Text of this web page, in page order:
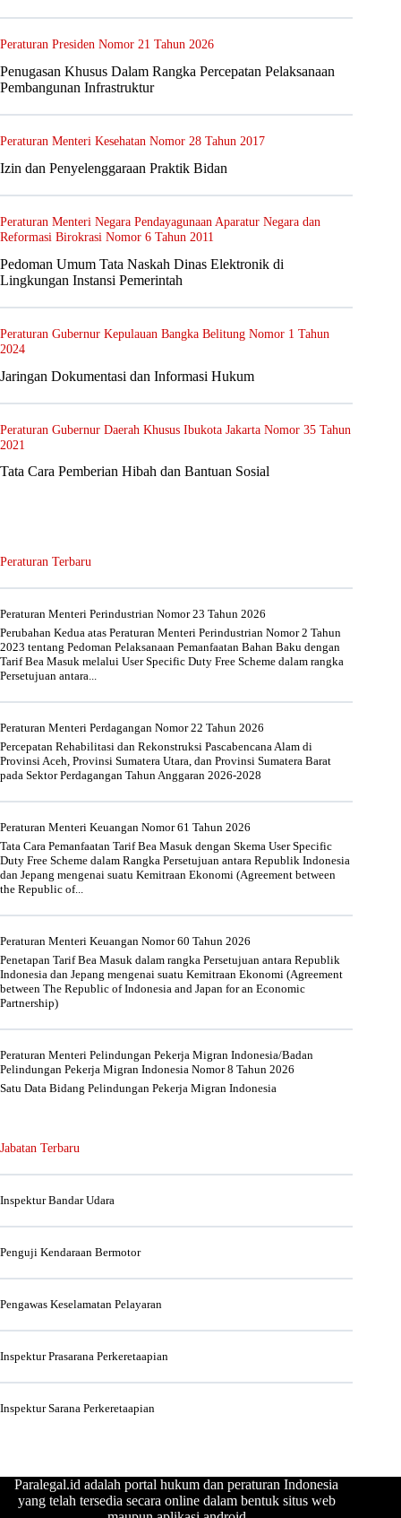
Peraturan Presiden Nomor 21 Tahun 2026
Penugasan Khusus Dalam Rangka Percepatan Pelaksanaan
Pembangunan Infrastruktur
Peraturan Menteri Kesehatan Nomor 28 Tahun 2017
Izin dan Penyelenggaraan Praktik Bidan
Peraturan Menteri Negara Pendayagunaan Aparatur Negara dan
Reformasi Birokrasi Nomor 6 Tahun 2011
Pedoman Umum Tata Naskah Dinas Elektronik di
Lingkungan Instansi Pemerintah
Peraturan Gubernur Kepulauan Bangka Belitung Nomor 1 Tahun
2024
Jaringan Dokumentasi dan Informasi Hukum
Peraturan Gubernur Daerah Khusus Ibukota Jakarta Nomor 35 Tahun
2021
Tata Cara Pemberian Hibah dan Bantuan Sosial
Peraturan Terbaru
Peraturan Menteri Perindustrian Nomor 23 Tahun 2026
Perubahan Kedua atas Peraturan Menteri Perindustrian Nomor 2 Tahun
2023 tentang Pedoman Pelaksanaan Pemanfaatan Bahan Baku dengan
Tarif Bea Masuk melalui User Specific Duty Free Scheme dalam rangka
Persetujuan antara...
Peraturan Menteri Perdagangan Nomor 22 Tahun 2026
Percepatan Rehabilitasi dan Rekonstruksi Pascabencana Alam di
Provinsi Aceh, Provinsi Sumatera Utara, dan Provinsi Sumatera Barat
pada Sektor Perdagangan Tahun Anggaran 2026-2028
Peraturan Menteri Keuangan Nomor 61 Tahun 2026
Tata Cara Pemanfaatan Tarif Bea Masuk dengan Skema User Specific
Duty Free Scheme dalam Rangka Persetujuan antara Republik Indonesia
dan Jepang mengenai suatu Kemitraan Ekonomi (Agreement between
the Republic of...
Peraturan Menteri Keuangan Nomor 60 Tahun 2026
Penetapan Tarif Bea Masuk dalam rangka Persetujuan antara Republik
Indonesia dan Jepang mengenai suatu Kemitraan Ekonomi (Agreement
between The Republic of Indonesia and Japan for an Economic
Partnership)
Peraturan Menteri Pelindungan Pekerja Migran Indonesia/Badan
Pelindungan Pekerja Migran Indonesia Nomor 8 Tahun 2026
Satu Data Bidang Pelindungan Pekerja Migran Indonesia
Jabatan Terbaru
Inspektur Bandar Udara
Penguji Kendaraan Bermotor
Pengawas Keselamatan Pelayaran
Inspektur Prasarana Perkeretaapian
Inspektur Sarana Perkeretaapian
Paralegal.id adalah portal hukum dan peraturan Indonesia
yang telah tersedia secara online dalam bentuk situs web